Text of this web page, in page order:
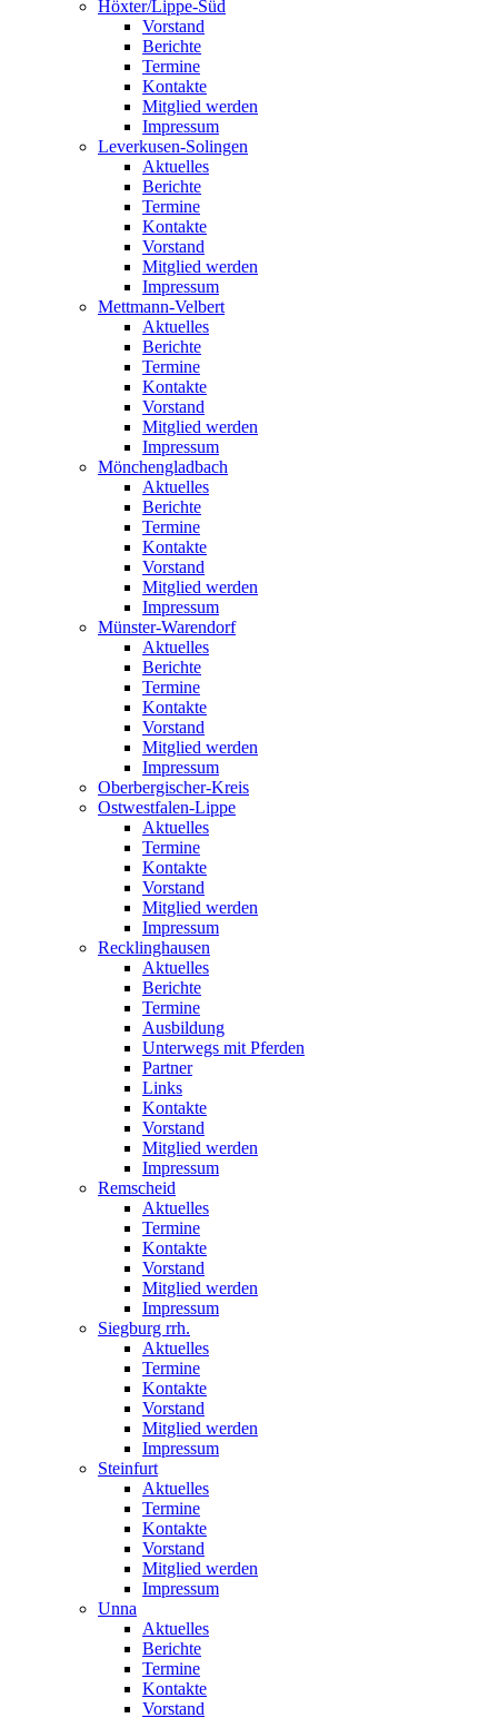
Höxter/Lippe-Süd
Vorstand
Berichte
Termine
Kontakte
Mitglied werden
Impressum
Leverkusen-Solingen
Aktuelles
Berichte
Termine
Kontakte
Vorstand
Mitglied werden
Impressum
Mettmann-Velbert
Aktuelles
Berichte
Termine
Kontakte
Vorstand
Mitglied werden
Impressum
Mönchengladbach
Aktuelles
Berichte
Termine
Kontakte
Vorstand
Mitglied werden
Impressum
Münster-Warendorf
Aktuelles
Berichte
Termine
Kontakte
Vorstand
Mitglied werden
Impressum
Oberbergischer-Kreis
Ostwestfalen-Lippe
Aktuelles
Termine
Kontakte
Vorstand
Mitglied werden
Impressum
Recklinghausen
Aktuelles
Berichte
Termine
Ausbildung
Unterwegs mit Pferden
Partner
Links
Kontakte
Vorstand
Mitglied werden
Impressum
Remscheid
Aktuelles
Termine
Kontakte
Vorstand
Mitglied werden
Impressum
Siegburg rrh.
Aktuelles
Termine
Kontakte
Vorstand
Mitglied werden
Impressum
Steinfurt
Aktuelles
Termine
Kontakte
Vorstand
Mitglied werden
Impressum
Unna
Aktuelles
Berichte
Termine
Kontakte
Vorstand